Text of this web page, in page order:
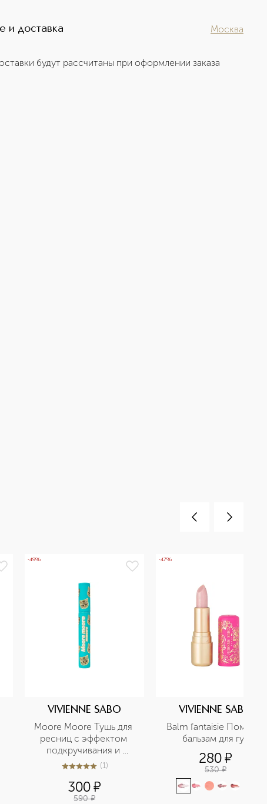
и доставка Москва
будут рассчитаны при оформлении заказа
-49%
VIVIENNE SABO
Moore Moore Тушь для
ресниц с эффектом
подкручивания и
объема
5из 51 (1)
300¤
590 ¤
-47%
VIVIENNE SABO
Balm fantaisie Помада-
бальзам для губ
280¤
530 ¤